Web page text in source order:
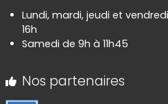
Lundi, mardi, jeudi et
16h
Samedi de 9h à 11h45
Nos partenaires